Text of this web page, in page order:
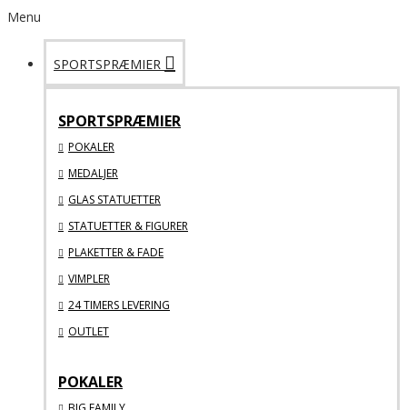
Menu
SPORTSPRÆMIER
SPORTSPRÆMIER
POKALER
MEDALJER
GLAS STATUETTER
STATUETTER & FIGURER
PLAKETTER & FADE
VIMPLER
24 TIMERS LEVERING
OUTLET
POKALER